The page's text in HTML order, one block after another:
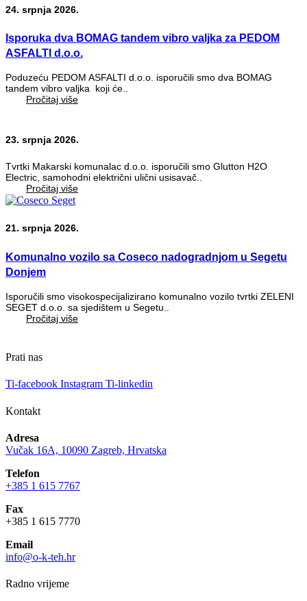
24. srpnja 2026.
Isporuka dva BOMAG tandem vibro valjka za PEDOM
ASFALTI d.o.o.
Poduzeću PEDOM ASFALTI d.o.o. isporučili smo dva BOMAG
tandem vibro valjka koji će..
Pročitaj više
23. srpnja 2026.
Tvrtki Makarski komunalac d.o.o. isporučili smo Glutton H2O
Electric, samohodni električni ulični usisavač..
Pročitaj više
21. srpnja 2026.
Komunalno vozilo sa Coseco nadogradnjom u Segetu
Donjem
Isporučili smo visokospecijalizirano komunalno vozilo tvrtki ZELENI
SEGET d.o.o. sa sjedištem u Segetu..
Pročitaj više
Prati nas
Ti-facebook Instagram Ti-linkedin
Kontakt
Adresa
Vučak 16A, 10090 Zagreb, Hrvatska
Telefon
+385 1 615 7767
Fax
+385 1 615 7770
Email
info@o-k-teh.hr
Radno vrijeme